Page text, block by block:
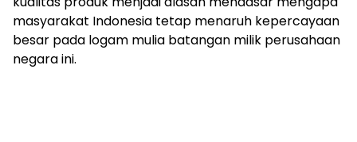
masyarakat Indonesia tetap menaruh kepercayaan
besar pada logam mulia batangan milik perusahaan
negara ini.